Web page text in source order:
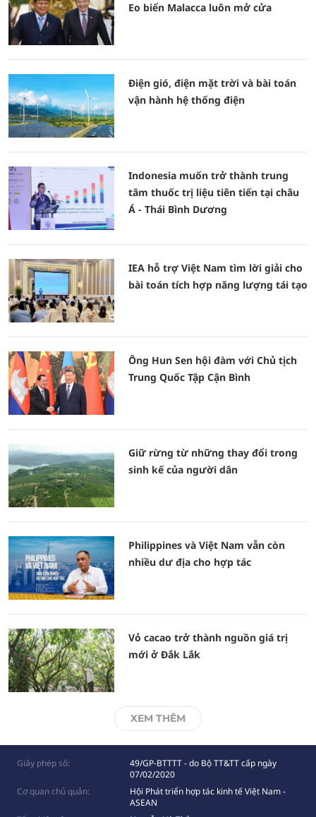
Eo biển Malacca luôn mở cửa
Điện gió, điện mặt trời và bài toán
vận hành hệ thống điện
Indonesia muốn trở thành trung
tâm thuốc trị liệu tiên tiến tại châu
Á - Thái Bình Dương
IEA hỗ trợ Việt Nam tìm lời giải cho
bài toán tích hợp năng lượng tái tạo
Ông Hun Sen hội đàm với Chủ tịch
Trung Quốc Tập Cận Bình
Giữ rừng từ những thay đổi trong
sinh kế của người dân
Philippines và Việt Nam vẫn còn
nhiều dư địa cho hợp tác
Vỏ cacao trở thành nguồn giá trị
mới ở Đắk Lắk
XEM THÊM
Giấy phép số:
49/GP-BTTTT - do Bộ TT&TT cấp ngày
07/02/2020
Cơ quan chủ quản:
Hội Phát triển hợp tác kinh tế Việt Nam -
ASEAN